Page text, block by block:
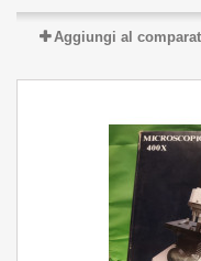
Aggiungi al